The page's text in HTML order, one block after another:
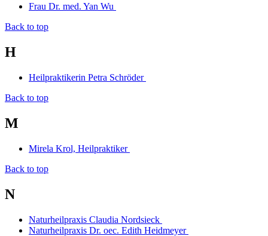
Frau Dr. med. Yan Wu
Back to top
H
Heilpraktikerin Petra Schröder
Back to top
M
Mirela Krol, Heilpraktiker
Back to top
N
Naturheilpraxis Claudia Nordsieck
Naturheilpraxis Dr. oec. Edith Heidmeyer